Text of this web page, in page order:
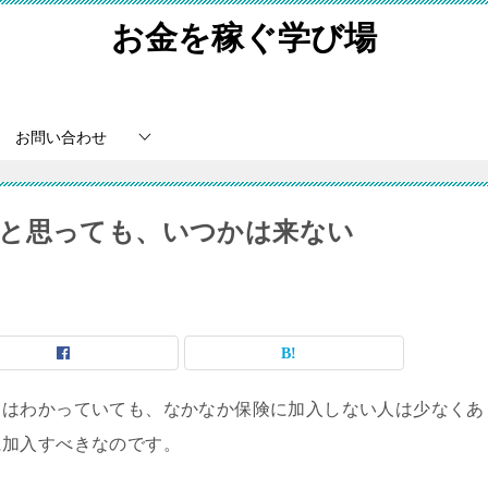
お金を稼ぐ学び場
お問い合わせ
思っても、いつかは来ない
わかっていても、なかなか保険に加入しない人は少なくあ
入すべきなのです。